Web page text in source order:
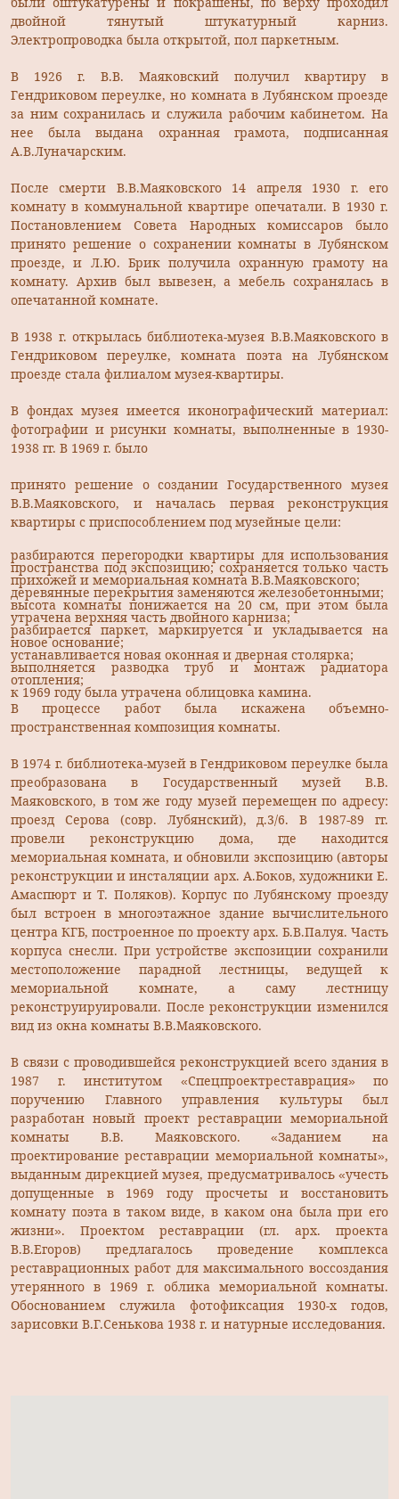
двойной тянутый штукатурный карниз.
Электропроводка была открытой, пол паркетным.
В 1926 г. В.В. Маяковский получил квартиру в
Гендриковом переулке, но комната в Лубянском проезде
за ним сохранилась и служила рабочим кабинетом. На
нее была выдана охранная грамота, подписанная
А.В.Луначарским.
После смерти В.В.Маяковского 14 апреля 1930 г. его
комнату в коммунальной квартире опечатали. В 1930 г.
Постановлением Совета Народных комиссаров было
принято решение о сохранении комнаты в Лубянском
проезде, и Л.Ю. Брик получила охранную грамоту на
комнату. Архив был вывезен, а мебель сохранялась в
опечатанной комнате.
В 1938 г. открылась библиотека-музея В.В.Маяковского в
Гендриковом переулке, комната поэта на Лубянском
проезде стала филиалом музея-квартиры.
В фондах музея имеется иконографический материал:
фотографии и рисунки комнаты, выполненные в 1930-
1938 гг. В 1969 г. было
принято решение о создании Государственного музея
В.В.Маяковского, и началась первая реконструкция
квартиры с приспособлением под музейные цели:
разбираются перегородки квартиры для использования
пространства под экспозицию; сохраняется только часть
прихожей и мемориальная комната В.В.Маяковского;
деревянные перекрытия заменяются железобетонными;
высота комнаты понижается на 20 см, при этом была
утрачена верхняя часть двойного карниза;
разбирается паркет, маркируется и укладывается на
новое основание;
устанавливается новая оконная и дверная столярка;
выполняется разводка труб и монтаж радиатора
отопления;
к 1969 году была утрачена облицовка камина.
В процессе работ была искажена объемно-
пространственная композиция комнаты.
В 1974 г. библиотека-музей в Гендриковом переулке была
преобразована в Государственный музей В.В.
Маяковского, в том же году музей перемещен по адресу:
проезд Серова (совр. Лубянский), д.3/6. В 1987-89 гг.
провели реконструкцию дома, где находится
мемориальная комната, и обновили экспозицию (авторы
реконструкции и инсталяции арх. А.Боков, художники Е.
Амаспюрт и Т. Поляков). Корпус по Лубянскому проезду
был встроен в многоэтажное здание вычислительного
центра КГБ, построенное по проекту арх. Б.В.Палуя. Часть
корпуса снесли. При устройстве экспозиции сохранили
местоположение парадной лестницы, ведущей к
мемориальной комнате, а саму лестницу
реконструируировали. После реконструкции изменился
вид из окна комнаты В.В.Маяковского.
В связи с проводившейся реконструкцией всего здания в
1987 г. институтом «Спецпроектреставрация» по
поручению Главного управления культуры был
разработан новый проект реставрации мемориальной
комнаты В.В. Маяковского. «Заданием на
проектирование реставрации мемориальной комнаты»,
выданным дирекцией музея, предусматривалось «учесть
допущенные в 1969 году просчеты и восстановить
комнату поэта в таком виде, в каком она была при его
жизни». Проектом реставрации (гл. арх. проекта
В.В.Егоров) предлагалось проведение комплекса
реставрационных работ для максимального воссоздания
утерянного в 1969 г. облика мемориальной комнаты.
Обоснованием служила фотофиксация 1930-х годов,
зарисовки В.Г.Сенькова 1938 г. и натурные исследования.